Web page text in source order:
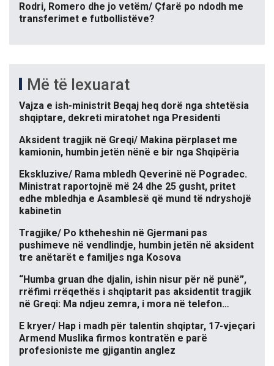
Rodri, Romero dhe jo vetëm/ Çfarë po ndodh me
transferimet e futbollistëve?
Më të lexuarat
Vajza e ish-ministrit Beqaj heq dorë nga shtetësia
shqiptare, dekreti miratohet nga Presidenti
Aksident tragjik në Greqi/ Makina përplaset me
kamionin, humbin jetën nënë e bir nga Shqipëria
Ekskluzive/ Rama mbledh Qeverinë në Pogradec.
Ministrat raportojnë më 24 dhe 25 gusht, pritet
edhe mbledhja e Asamblesë që mund të ndryshojë
kabinetin
Tragjike/ Po ktheheshin në Gjermani pas
pushimeve në vendlindje, humbin jetën në aksident
tre anëtarët e familjes nga Kosova
“Humba gruan dhe djalin, ishin nisur për në punë”,
rrëfimi rrëqethës i shqiptarit pas aksidentit tragjik
në Greqi: Ma ndjeu zemra, i mora në telefon…
E kryer/ Hap i madh për talentin shqiptar, 17-vjeçari
Armend Muslika firmos kontratën e parë
profesioniste me gjigantin anglez